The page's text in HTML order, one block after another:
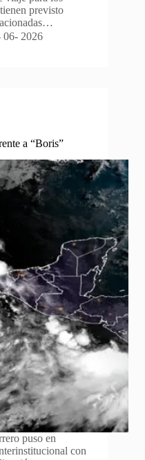
previsto
06- 2026
a “Boris”
puso en
con